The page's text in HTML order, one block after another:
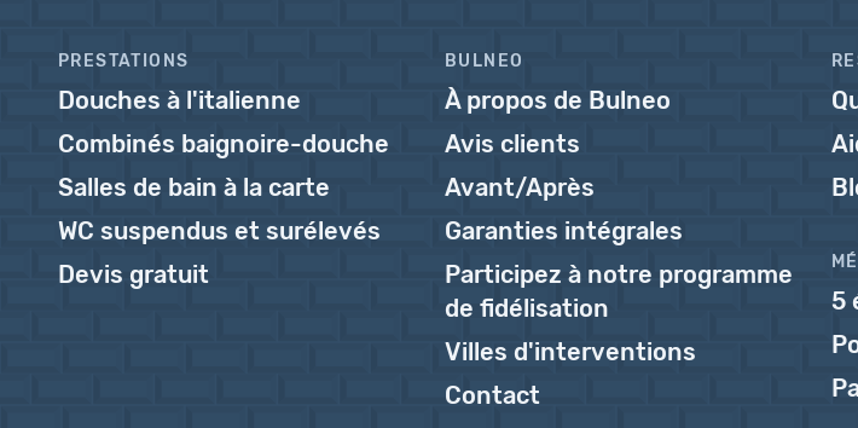
PRESTATIONS
Douches à l'italienne
Combinés baignoire-douche
Salles de bain à la carte
WC suspendus et surélevés
Devis gratuit
BULNEO
À propos de Bulneo
Avis clients
Avant/Après
Garanties intégrales
Participez à notre programme
de fidélisation
Villes d'interventions
Contact
5